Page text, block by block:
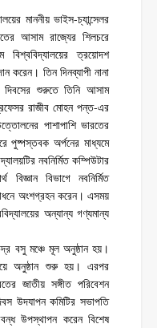
মাননীয় ভাইস-চ্যান্সেলর
আসাম রাজ্যের শিলচরে
বিশ্ববিদ্যালয়ের ত্রয়োদশ
করেন। তিন দিনব্যাপী নানা
দিবসের শুরুতে তিনি আসাম
রাজীব মোহন পন্ত-এর
পাশাপাশি ভারতের
পুষ্পস্তবক অর্পনের মাধ্যমে
নবনির্মিত কম্পিউটার
বিভাগে নবনির্মিত
অংশগ্রহন করেন। এসময়
অন্যান্য গণ্যমান্য
বসু মঞ্চে মূল অনুষ্ঠান হয়।
অনুষ্ঠান শুরু হয়। এরপর
জাতীয় সঙ্গীত পরিবেশন
উদযাপন কমিটির সভাপতি
উপস্থাপন করেন বিশেষ